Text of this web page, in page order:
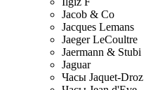
Jacob & Co
Jacques Lemans
Jaeger LeCoultre
Jaermann & Stubi
Jaguar
Часы Jaquet-Droz